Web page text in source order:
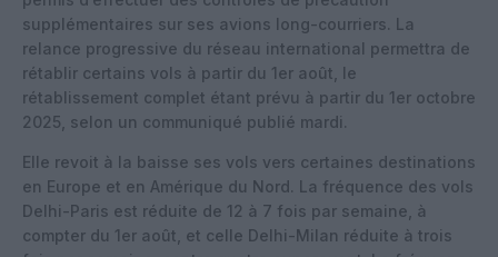
supplémentaires sur ses avions long-courriers. La
relance progressive du réseau international permettra de
rétablir certains vols à partir du 1er août, le
rétablissement complet étant prévu à partir du 1er octobre
2025, selon un communiqué publié mardi.
Elle revoit à la baisse ses vols vers certaines destinations
en Europe et en Amérique du Nord. La fréquence des vols
Delhi-Paris est réduite de 12 à 7 fois par semaine, à
compter du 1er août, et celle Delhi-Milan réduite à trois